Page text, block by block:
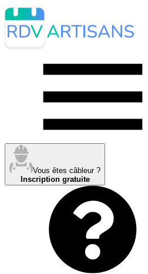
Vous êtes câbleur ?
Inscription gratuite